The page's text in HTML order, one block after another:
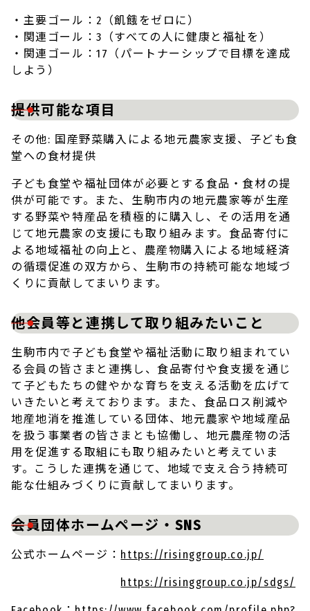
・主要ゴール：2（飢餓をゼロに）
・関連ゴール：3（すべての人に健康と福祉を）
・関連ゴール：17（パートナーシップで目標を達成
しよう）
提供可能な項目
その他: 国産野菜購入による地元農家支援、子ども食
堂への食材提供
子ども食堂や福祉団体が必要とする食品・食材の提
供が可能です。また、生駒市内の地元農家等が生産
する野菜や特産品を積極的に購入し、その活用を通
じて地元農家の支援にも取り組みます。食品寄付に
よる地域福祉の向上と、農産物購入による地域経済
の循環促進の双方から、生駒市の持続可能な地域づ
くりに貢献してまいります。
他会員等と連携して取り組みたいこと
生駒市内で子ども食堂や福祉活動に取り組まれてい
る会員の皆さまと連携し、食品寄付や食支援を通じ
て子どもたちの健やかな育ちを支える活動を広げて
いきたいと考えております。また、食品ロス削減や
地産地消を推進している団体、地元農家や地域産品
を扱う事業者の皆さまとも協働し、地元農産物の活
用を促進する取組にも取り組みたいと考えていま
す。こうした連携を通じて、地域で支え合う持続可
能な仕組みづくりに貢献してまいります。
会員団体ホームページ・SNS
公式ホームページ： https://risinggroup.co.jp/
https://risinggroup.co.jp/sdgs/